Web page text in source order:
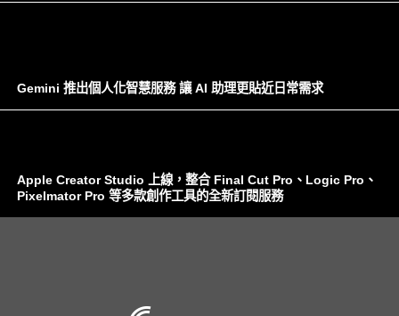
Gemini 推出個人化智慧服務 讓 AI 助理更貼近日常需求
Apple Creator Studio 上線，整合 Final Cut Pro、Logic Pro、
Pixelmator Pro 等多款創作工具的全新訂閱服務